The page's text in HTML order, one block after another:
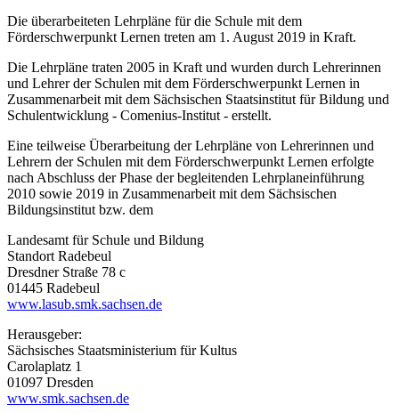
Die überarbeiteten Lehrpläne für die Schule mit dem
Förderschwerpunkt Lernen treten am 1. August 2019 in Kraft.
Die Lehrpläne traten 2005 in Kraft und wurden durch Lehrerinnen
und Lehrer der Schulen mit dem Förderschwerpunkt Lernen in
Zusammenarbeit mit dem Sächsischen Staatsinstitut für Bildung und
Schulentwicklung - Comenius-Institut - erstellt.
Eine teilweise Überarbeitung der Lehrpläne von Lehrerinnen und
Lehrern der Schulen mit dem Förderschwerpunkt Lernen erfolgte
nach Abschluss der Phase der begleitenden Lehrplaneinführung
2010 sowie 2019 in Zusammenarbeit mit dem Sächsischen
Bildungsinstitut bzw. dem
Landesamt für Schule und Bildung
Standort Radebeul
Dresdner Straße 78 c
01445 Radebeul
www.lasub.smk.sachsen.de
Herausgeber:
Sächsisches Staatsministerium für Kultus
Carolaplatz 1
01097 Dresden
www.smk.sachsen.de